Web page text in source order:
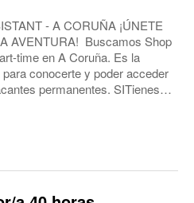
- A CORUÑA ¡ÚNETE
AVENTURA! Buscamos Shop
time en A Coruña. Es la
para conocerte y poder acceder
permanentes. SITienes
marcas con un formato de